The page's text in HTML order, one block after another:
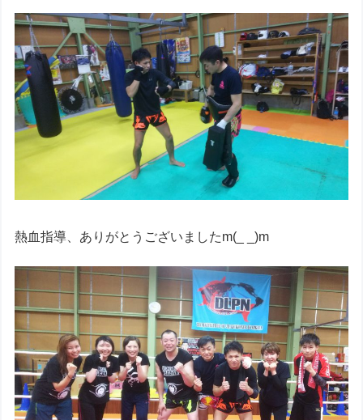
熱血指導、ありがとうございましたm(_ _)m